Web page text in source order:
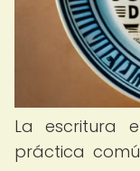
La escritura
práctica